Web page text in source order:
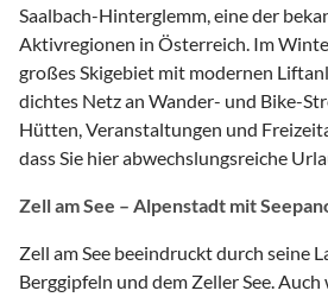
Saalbach-Hinterglemm, eine der
Aktivregionen in Österreich. Im
großes Skigebiet mit modernen
dichtes Netz an Wander- und Bike-
Hütten, Veranstaltungen und
dass Sie hier abwechslungsreiche
Zell am See – Alpenstadt mit
Zell am See beeindruckt durch seine
Berggipfeln und dem Zeller See.